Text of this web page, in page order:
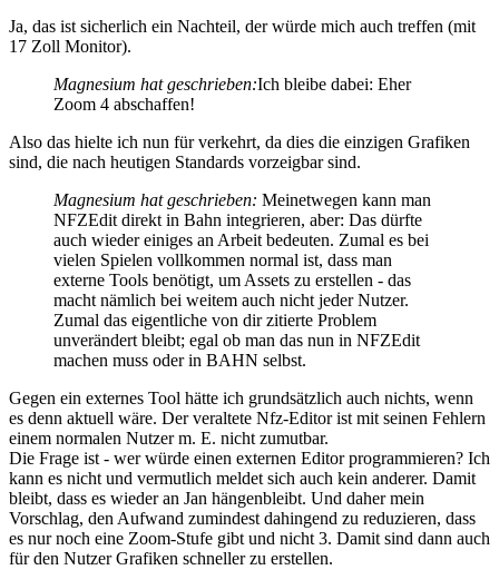
Ja, das ist sicherlich ein Nachteil, der würde mich auch treffen (mit
17 Zoll Monitor).
Magnesium hat geschrieben:Ich bleibe dabei: Eher
Zoom 4 abschaffen!
Also das hielte ich nun für verkehrt, da dies die einzigen Grafiken
sind, die nach heutigen Standards vorzeigbar sind.
Magnesium hat geschrieben: Meinetwegen kann man
NFZEdit direkt in Bahn integrieren, aber: Das dürfte
auch wieder einiges an Arbeit bedeuten. Zumal es bei
vielen Spielen vollkommen normal ist, dass man
externe Tools benötigt, um Assets zu erstellen - das
macht nämlich bei weitem auch nicht jeder Nutzer.
Zumal das eigentliche von dir zitierte Problem
unverändert bleibt; egal ob man das nun in NFZEdit
machen muss oder in BAHN selbst.
Gegen ein externes Tool hätte ich grundsätzlich auch nichts, wenn
es denn aktuell wäre. Der veraltete Nfz-Editor ist mit seinen Fehlern
einem normalen Nutzer m. E. nicht zumutbar.
Die Frage ist - wer würde einen externen Editor programmieren? Ich
kann es nicht und vermutlich meldet sich auch kein anderer. Damit
bleibt, dass es wieder an Jan hängenbleibt. Und daher mein
Vorschlag, den Aufwand zumindest dahingend zu reduzieren, dass
es nur noch eine Zoom-Stufe gibt und nicht 3. Damit sind dann auch
für den Nutzer Grafiken schneller zu erstellen.